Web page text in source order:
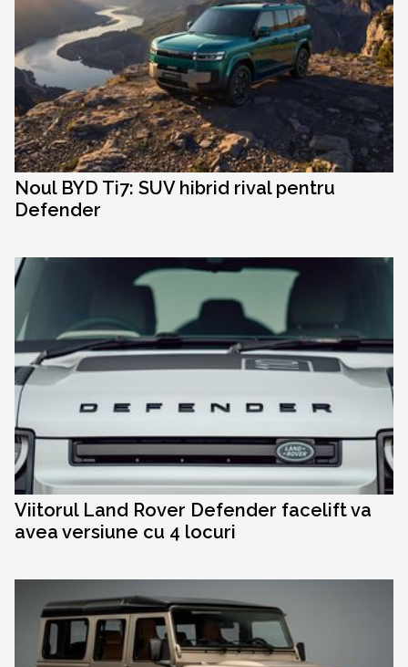
Noul BYD Ti7: SUV hibrid rival pentru
Defender
Viitorul Land Rover Defender facelift va
avea versiune cu 4 locuri